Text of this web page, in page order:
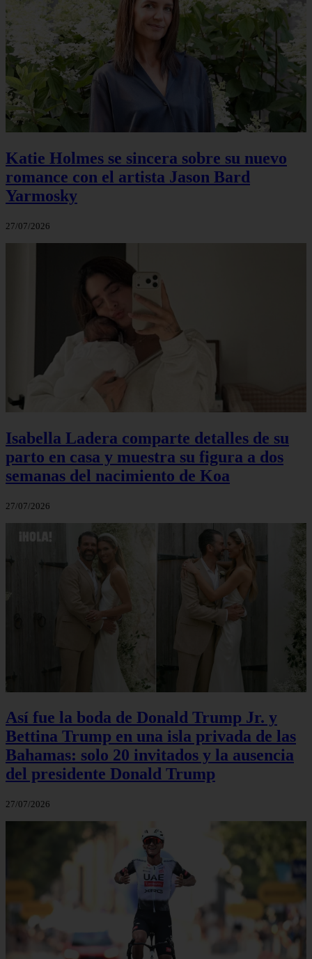
Katie Holmes se sincera sobre su nuevo
romance con el artista Jason Bard
Yarmosky
27/07/2026
Isabella Ladera comparte detalles de su
parto en casa y muestra su figura a dos
semanas del nacimiento de Koa
27/07/2026
Así fue la boda de Donald Trump Jr. y
Bettina Trump en una isla privada de las
Bahamas: solo 20 invitados y la ausencia
del presidente Donald Trump
27/07/2026